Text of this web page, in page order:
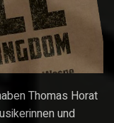
Thomas Horat
und